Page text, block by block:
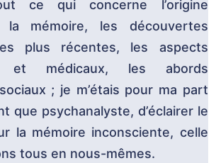
ce qui concerne l’origine
la mémoire, les découvertes
plus récentes, les aspects
et médicaux, les abords
; je m’étais pour ma part
que psychanalyste, d’éclairer le
la mémoire inconsciente, celle
tous en nous-mêmes.